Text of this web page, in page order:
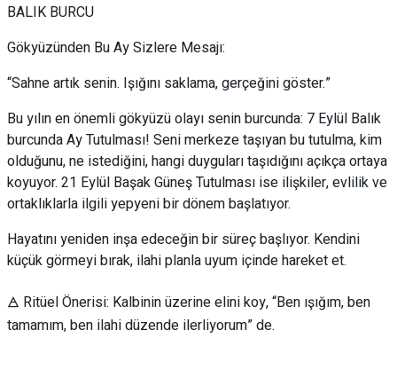
BALIK BURCU
Gökyüzünden Bu Ay Sizlere Mesajı:
“Sahne artık senin. Işığını saklama, gerçeğini göster.”
Bu yılın en önemli gökyüzü olayı senin burcunda: 7 Eylül Balık
burcunda Ay Tutulması! Seni merkeze taşıyan bu tutulma, kim
olduğunu, ne istediğini, hangi duyguları taşıdığını açıkça ortaya
koyuyor. 21 Eylül Başak Güneş Tutulması ise ilişkiler, evlilik ve
ortaklıklarla ilgili yepyeni bir dönem başlatıyor.
Hayatını yeniden inşa edeceğin bir süreç başlıyor. Kendini
küçük görmeyi bırak, ilahi planla uyum içinde hareket et.
🜁 Ritüel Önerisi: Kalbinin üzerine elini koy, “Ben ışığım, ben
tamamım, ben ilahi düzende ilerliyorum” de.